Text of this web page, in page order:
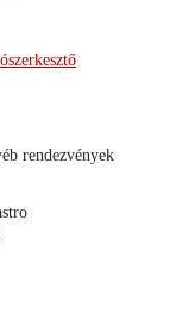
rendezvények